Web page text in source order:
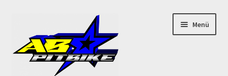
springen
springen
Menü